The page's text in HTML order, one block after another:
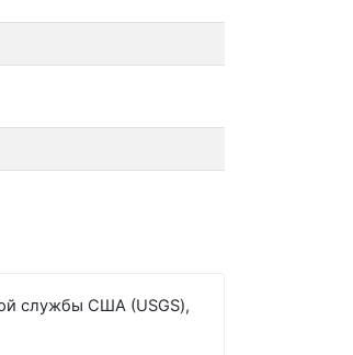
службы США (USGS),